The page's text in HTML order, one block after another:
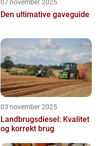
07 november 2025
Den ultimative gaveguide
03 november 2025
Landbrugsdiesel: Kvalitet
og korrekt brug